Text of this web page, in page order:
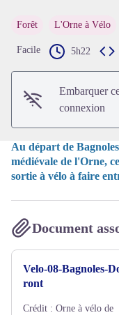
Forêt L'Orne à Vélo
Facile 5h22
Embarquer
connexion
Au départ de
médiévale de l'Orne,
sortie à vélo à faire
Document
Velo-08-Bagnoles-
ront
Crédit : Orne à vélo de